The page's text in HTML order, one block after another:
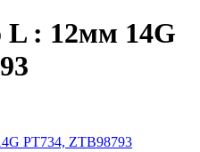
L : 12мм 14G
PT734, ZTB98793